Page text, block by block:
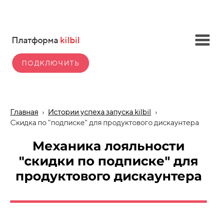
Платформа kilbil
ПОДКЛЮЧИТЬ
Главная › Истории успеха запуска kilbil ›
Скидка по "подписке" для продуктового дискаунтера
Механика лояльности
"скидки по подписке" для
продуктового дискаунтера